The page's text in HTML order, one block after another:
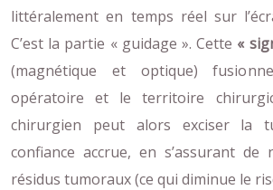
littéralement en temps réel sur
C’est la partie « guidage ». Cette «
(magnétique et optique)
opératoire et le territoire
chirurgien peut alors exciser la
confiance accrue, en s’assurant de
résidus tumoraux (ce qui diminue le